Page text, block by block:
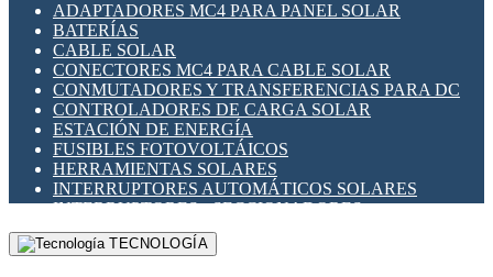
ADAPTADORES MC4 PARA PANEL SOLAR
BATERÍAS
CABLE SOLAR
CONECTORES MC4 PARA CABLE SOLAR
CONMUTADORES Y TRANSFERENCIAS PARA DC
CONTROLADORES DE CARGA SOLAR
ESTACIÓN DE ENERGÍA
FUSIBLES FOTOVOLTÁICOS
HERRAMIENTAS SOLARES
INTERRUPTORES AUTOMÁTICOS SOLARES
INTERRUPTORES - SECCIONADORES
FOTOVOLTÁICOS
MONTAJE PANEL SOLAR
TECNOLOGÍA